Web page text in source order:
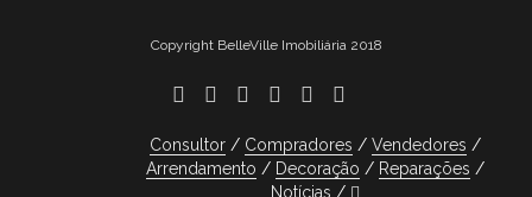
Copyright BelleVille Imobiliária 2018
Consultor Compradores
Vendedores
Arrendamento
Decoração
Reparações
Notícias